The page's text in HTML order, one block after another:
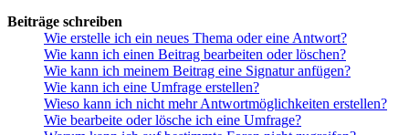
Beiträge schreiben
Wie erstelle ich ein neues Thema oder eine Antwort?
Wie kann ich einen Beitrag bearbeiten oder löschen?
Wie kann ich meinem Beitrag eine Signatur anfügen?
Wie kann ich eine Umfrage erstellen?
Wieso kann ich nicht mehr Antwortmöglichkeiten erstellen?
Wie bearbeite oder lösche ich eine Umfrage?